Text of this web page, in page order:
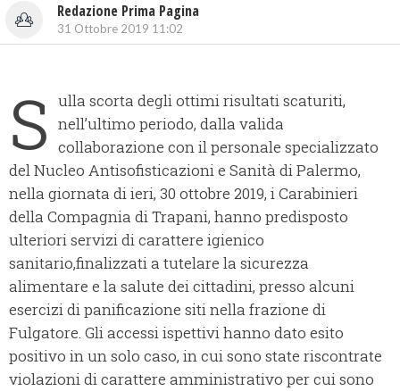
Redazione Prima Pagina
31 Ottobre 2019 11:02
S ulla scorta degli ottimi risultati scaturiti,
nell’ultimo periodo, dalla valida
collaborazione con il personale specializzato
del Nucleo Antisofisticazioni e Sanità di Palermo,
nella giornata di ieri, 30 ottobre 2019, i Carabinieri
della Compagnia di Trapani, hanno predisposto
ulteriori servizi di carattere igienico
sanitario,finalizzati a tutelare la sicurezza
alimentare e la salute dei cittadini, presso alcuni
esercizi di panificazione siti nella frazione di
Fulgatore. Gli accessi ispettivi hanno dato esito
positivo in un solo caso, in cui sono state riscontrate
violazioni di carattere amministrativo per cui sono